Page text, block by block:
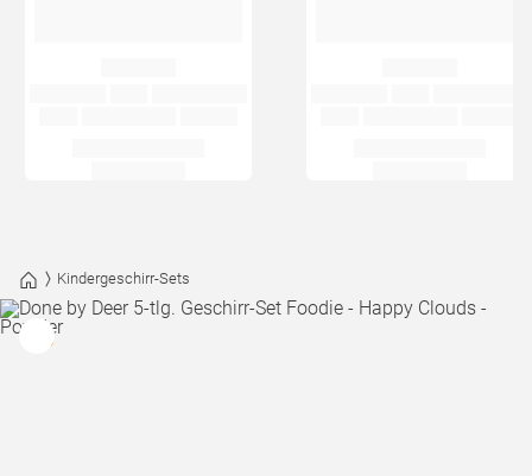
Kindergeschirr-Sets